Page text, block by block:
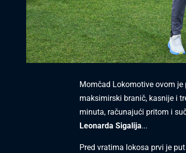
Momčad Lokomotive ovom
maksimirski branič, kasnije i
minuta, računajući pritom i
Leonarda Sigalija...
Pred vratima lokosa prvi je